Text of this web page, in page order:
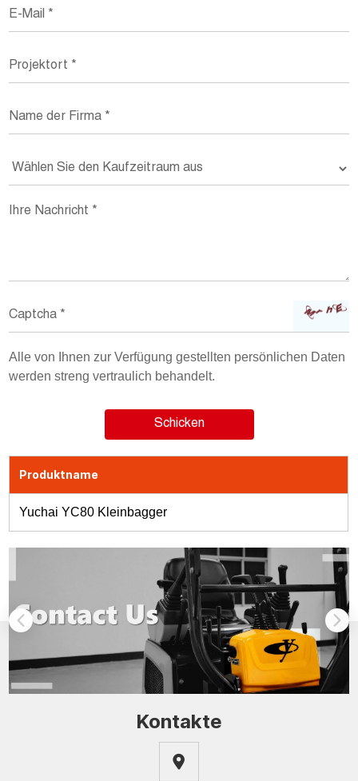
Alle von Ihnen zur Verfügung gestellten persönlichen Daten
werden streng vertraulich behandelt.
Produktname
Yuchai YC80 Kleinbagger
Kontakte